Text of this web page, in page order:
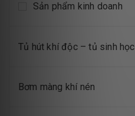
Sản phẩm kinh doanh
Tủ hút khí độc – tủ sinh học
Bơm màng khí nén